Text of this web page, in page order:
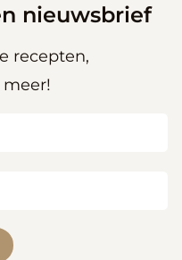
nieuwsbrief
recepten,